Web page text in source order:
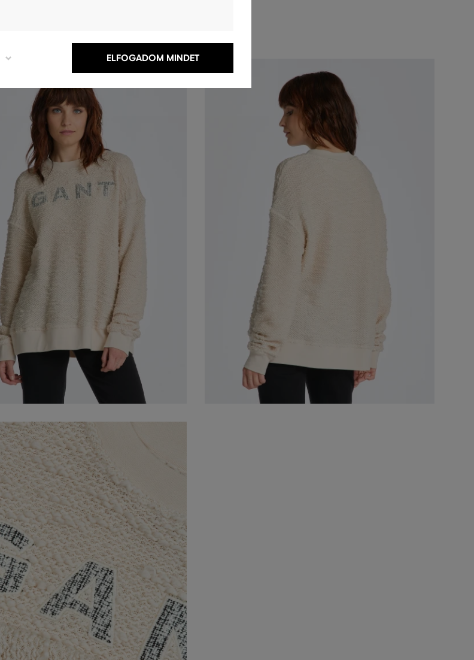
ELFOGADOM MINDET